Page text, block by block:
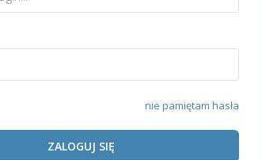
nie pamiętam hasła
ZALOGUJ SIĘ